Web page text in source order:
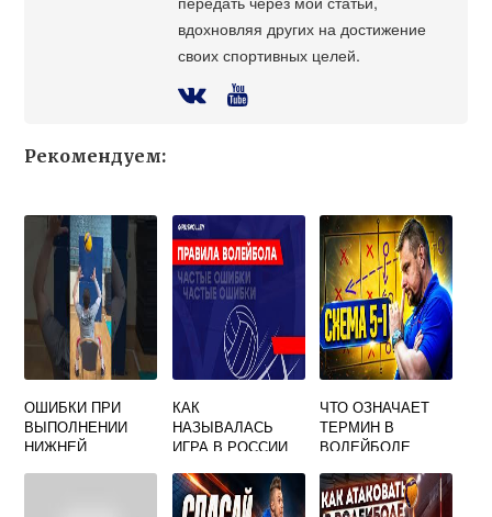
вдохновляя других на достижение
своих спортивных целей.
Рекомендуем:
ОШИБКИ ПРИ
ВЫПОЛНЕНИИ
НИЖНЕЙ
КАК
НАЗЫВАЛАСЬ
ИГРА В РОССИИ
ВОЛЕЙБОЛА
ЧТО ОЗНАЧАЕТ
ТЕРМИН В
ВОЛЕЙБОЛЕ